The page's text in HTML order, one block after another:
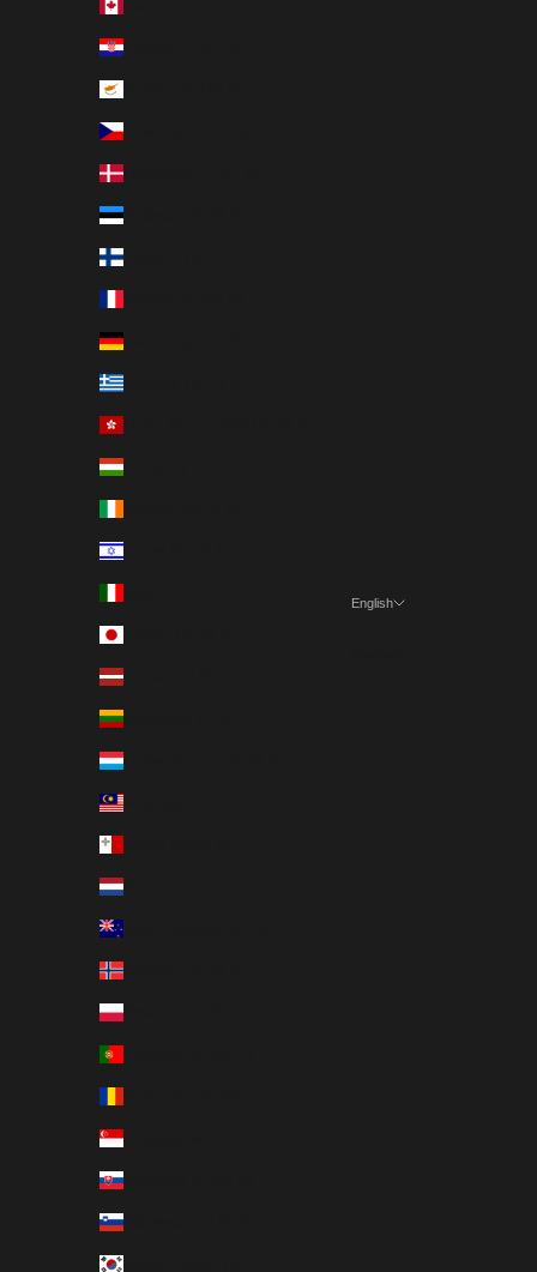
Croatia (EUR €)
Czechia (EUR €)
Denmark (EUR €)
Estonia (EUR €)
Finland (EUR €)
Germany (EUR €)
Greece (EUR €)
Hungary (EUR €)
Israel (EUR €)
Latvia (EUR €)
Lithuania (EUR €)
Luxembourg (EUR €)
Malaysia (EUR €)
Netherlands (EUR €)
Norway (EUR €)
Poland (EUR €)
Singapore (EUR €)
Slovakia (EUR €)
Slovenia (EUR €)
English